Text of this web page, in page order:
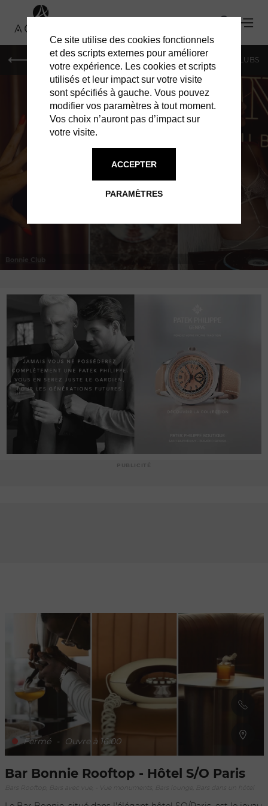
SHOPPING RESTAURANTS BARS & CLUBS
Bonnie Club
BARS & CLUBS
Fermé - Ouvre à 16:00
Bar Bonnie Rooftop - Hôtel S/O Paris
Ce site utilise des cookies fonctionnels
et des scripts externes pour améliorer
votre expérience. Les cookies et scripts
utilisés et leur impact sur votre visite
sont spécifiés à gauche. Vous pouvez
modifier vos paramètres à tout moment.
Vos choix n’auront pas d’impact sur
votre visite.
PARAMÈTRES
ACCEPTER